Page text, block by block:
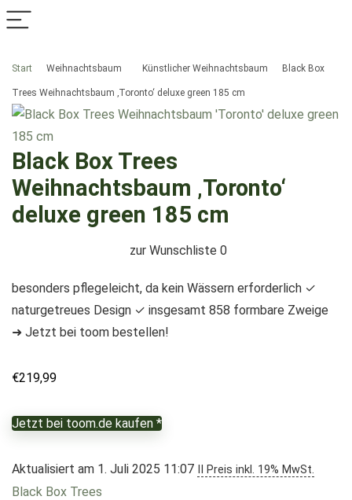
Start Weihnachtsbaum Künstlicher Weihnachtsbaum Black Box
Trees Weihnachtsbaum ‚Toronto‘ deluxe green 185 cm
Black Box Trees
Weihnachtsbaum ‚Toronto‘
deluxe green 185 cm
zur Wunschliste 0
besonders pflegeleicht, da kein Wässern erforderlich ✓
naturgetreues Design ✓ insgesamt 858 formbare Zweige
➜ Jetzt bei toom bestellen!
€219,99
Jetzt bei toom.de kaufen *
Aktualisiert am 1. Juli 2025 11:07 II Preis inkl. 19% MwSt.
Black Box Trees